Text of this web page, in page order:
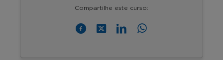
Compartilhe este curso: